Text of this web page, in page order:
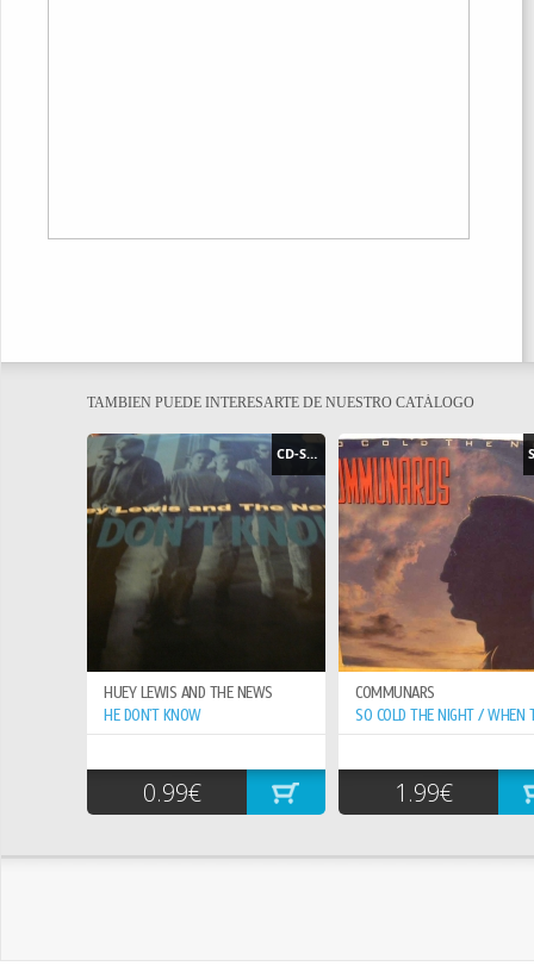
TAMBIEN PUEDE INTERESARTE DE NUESTRO CATÁLOGO
CD-SINGLE
HUEY LEWIS AND THE NEWS
HE DON`T KNOW
0.99€
COMMUNARS
1.99€